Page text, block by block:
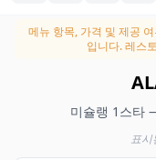
메뉴 항목, 가격 및 제공
입니다. 레스
미슐랭 1스타
표